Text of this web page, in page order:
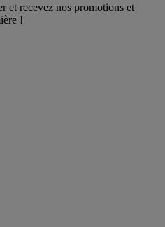
et recevez nos promotions et
!